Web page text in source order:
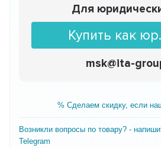
Для
Купить как
msk@ita-
% Сделаем скидку, если
Возникли вопросы по товару? -
Telegram